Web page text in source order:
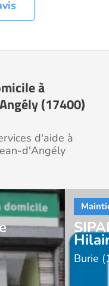
à
(17400)
d'aide à
d'Angély
Burie